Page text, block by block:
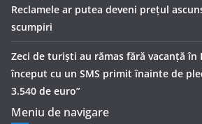
Reclamele ar putea deveni prețul
scumpiri
Zeci de turiști au rămas fără vacanță în
început cu un SMS primit înainte de
3.540 de euro”
Meniu de navigare